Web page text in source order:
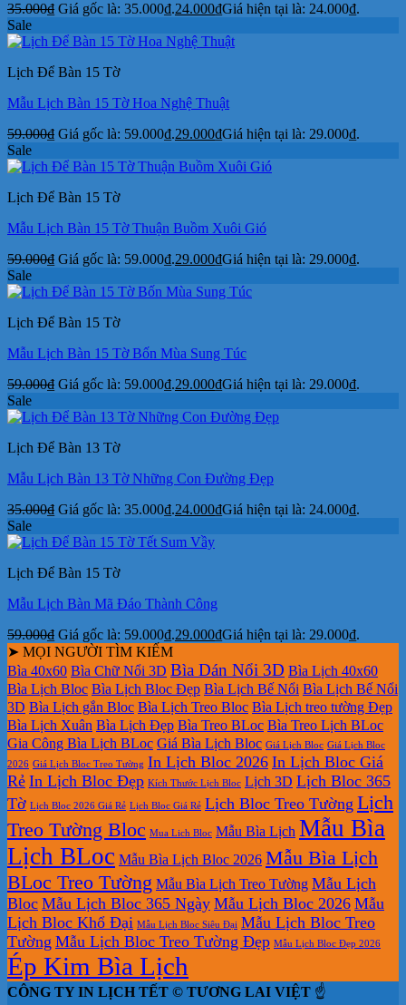
35.000₫ Giá gốc là: 35.000₫.24.000₫Giá hiện tại là: 24.000₫.
Sale
Lịch Để Bàn 15 Tờ
Mẫu Lịch Bàn 15 Tờ Hoa Nghệ Thuật
59.000₫ Giá gốc là: 59.000₫.29.000₫Giá hiện tại là: 29.000₫.
Sale
Lịch Để Bàn 15 Tờ
Mẫu Lịch Bàn 15 Tờ Thuận Buồm Xuôi Gió
59.000₫ Giá gốc là: 59.000₫.29.000₫Giá hiện tại là: 29.000₫.
Sale
Lịch Để Bàn 15 Tờ
Mẫu Lịch Bàn 15 Tờ Bốn Mùa Sung Túc
59.000₫ Giá gốc là: 59.000₫.29.000₫Giá hiện tại là: 29.000₫.
Sale
Lịch Để Bàn 13 Tờ
Mẫu Lịch Bàn 13 Tờ Những Con Đường Đẹp
35.000₫ Giá gốc là: 35.000₫.24.000₫Giá hiện tại là: 24.000₫.
Sale
Lịch Để Bàn 15 Tờ
Mẫu Lịch Bàn Mã Đáo Thành Công
59.000₫ Giá gốc là: 59.000₫.29.000₫Giá hiện tại là: 29.000₫.
➤ MỌI NGƯỜI TÌM KIẾM
Bìa 40x60 Bìa Chữ Nổi 3D Bìa Dán Nổi 3D Bìa Lịch 40x60
Bìa Lịch Bloc Bìa Lịch Bloc Đẹp Bìa Lịch Bế Nổi Bìa Lịch Bế Nổi
3D Bìa Lịch gắn Bloc Bìa Lịch Treo Bloc Bìa Lịch treo tường Đẹp
Bìa Lịch Xuân Bìa Lịch Đẹp Bìa Treo BLoc Bìa Treo Lịch BLoc
Gia Công Bìa Lịch BLoc Giá Bìa Lịch Bloc Giá Lịch Bloc Giá Lịch Bloc
2026 Giá Lịch Bloc Treo Tường In Lịch Bloc 2026 In Lịch Bloc Giá
Rẻ In Lịch Bloc Đẹp Kích Thước Lịch Bloc Lịch 3D Lịch Bloc 365
Tờ Lịch Bloc 2026 Giá Rẻ Lịch Bloc Giá Rẻ Lịch Bloc Treo Tường Lịch
Treo Tường Bloc Mua Lich Bloc Mẫu Bìa Lịch Mẫu Bìa
Lịch BLoc Mẫu Bìa Lịch Bloc 2026 Mẫu Bìa Lịch
BLoc Treo Tường Mẫu Bìa Lịch Treo Tường Mẫu Lịch
Bloc Mẫu Lịch Bloc 365 Ngày Mẫu Lịch Bloc 2026 Mẫu
Lịch Bloc Khổ Đại Mẫu Lịch Bloc Siêu Đại Mẫu Lịch Bloc Treo
Tường Mẫu Lịch Bloc Treo Tường Đẹp Mẫu Lịch Bloc Đẹp 2026
Ép Kim Bìa Lịch
CÔNG TY IN LỊCH TẾT © TƯƠNG LAI VIỆT ☝️